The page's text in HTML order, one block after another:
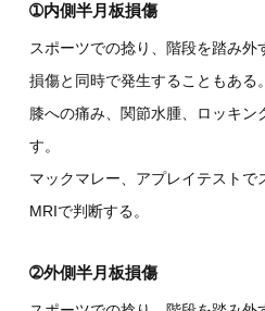
➀内側半月板損傷
スポーツでの捻り、階段を踏み
損傷と同時で発生することもある。
膝への痛み、関節水腫、ロッキン
す。
マックマレー、アプレイテストで
MRIで判断する。
➁外側半月板損傷